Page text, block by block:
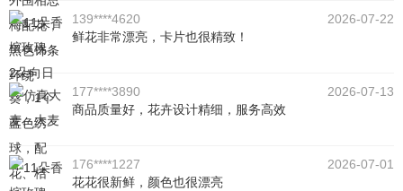
139****4620
2026-07-22
鲜花非常漂亮，卡片也很精致！
177****3890
2026-07-13
商品质量好，花卉设计精细，服务高效
176****1227
2026-07-01
花花很新鲜，颜色也很漂亮